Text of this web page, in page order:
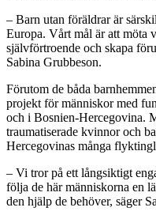
– Barn utan föräldrar är
Europa. Vårt mål är att möta
självförtroende och skapa
Sabina Grubbeson.
Förutom de båda
projekt för människor med
och i Bosnien-Hercegovina.
traumatiserade kvinnor och
Hercegovinas många
– Vi tror på ett långsiktigt
följa de här människorna en
den hjälp de behöver, säger